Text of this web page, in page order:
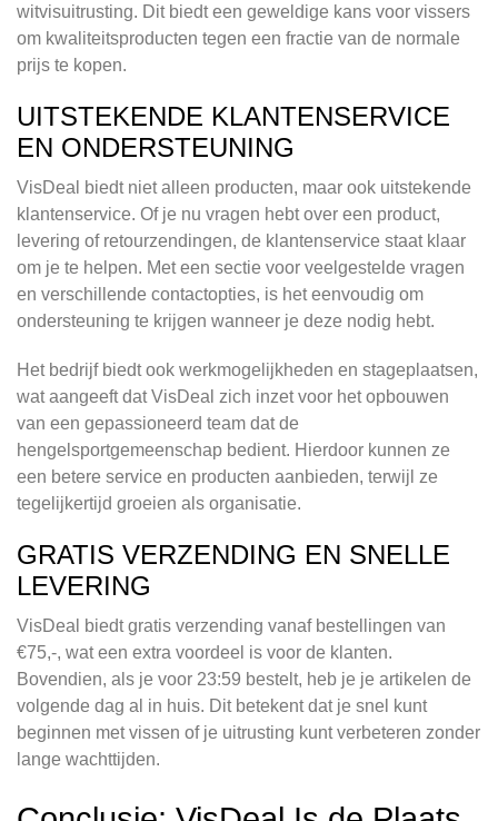
witvisuitrusting. Dit biedt een geweldige kans voor vissers
om kwaliteitsproducten tegen een fractie van de normale
prijs te kopen.
UITSTEKENDE KLANTENSERVICE
EN ONDERSTEUNING
VisDeal biedt niet alleen producten, maar ook uitstekende
klantenservice. Of je nu vragen hebt over een product,
levering of retourzendingen, de klantenservice staat klaar
om je te helpen. Met een sectie voor veelgestelde vragen
en verschillende contactopties, is het eenvoudig om
ondersteuning te krijgen wanneer je deze nodig hebt.
Het bedrijf biedt ook werkmogelijkheden en stageplaatsen,
wat aangeeft dat VisDeal zich inzet voor het opbouwen
van een gepassioneerd team dat de
hengelsportgemeenschap bedient. Hierdoor kunnen ze
een betere service en producten aanbieden, terwijl ze
tegelijkertijd groeien als organisatie.
GRATIS VERZENDING EN SNELLE
LEVERING
VisDeal biedt gratis verzending vanaf bestellingen van
€75,-, wat een extra voordeel is voor de klanten.
Bovendien, als je voor 23:59 bestelt, heb je je artikelen de
volgende dag al in huis. Dit betekent dat je snel kunt
beginnen met vissen of je uitrusting kunt verbeteren zonder
lange wachttijden.